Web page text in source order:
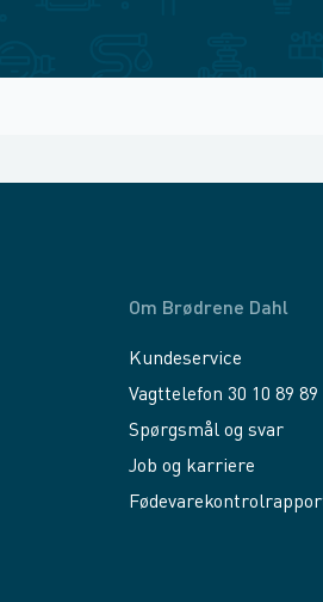
Om Brødrene Dahl
Kundeservice
Vagttelefon 30 10 89 89
Spørgsmål og svar
Job og karriere